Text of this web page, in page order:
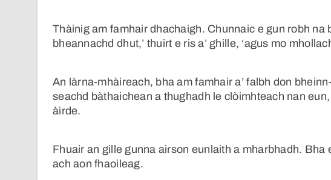
Thàinig am famhair dhachaigh. Chunnaic e gun robh na
bheannachd dhut,’ thuirt e ris a’ ghille, ‘agus mo
An làrna-mhàireach, bha am famhair a’ falbh don
seachd bàthaichean a thughadh le clòimhteach nan
àirde.
Fhuair an gille gunna airson eunlaith a mharbhadh. Bha
ach aon fhaoileag.